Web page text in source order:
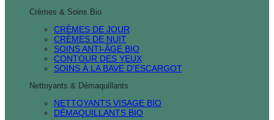
Crèmes & Soins Bio
CRÈMES DE JOUR
CRÈMES DE NUIT
SOINS ANTI-ÂGE BIO
CONTOUR DES YEUX
SOINS À LA BAVE D'ESCARGOT
Nettoyants & Démaquillants
NETTOYANTS VISAGE BIO
DÉMAQUILLANTS BIO